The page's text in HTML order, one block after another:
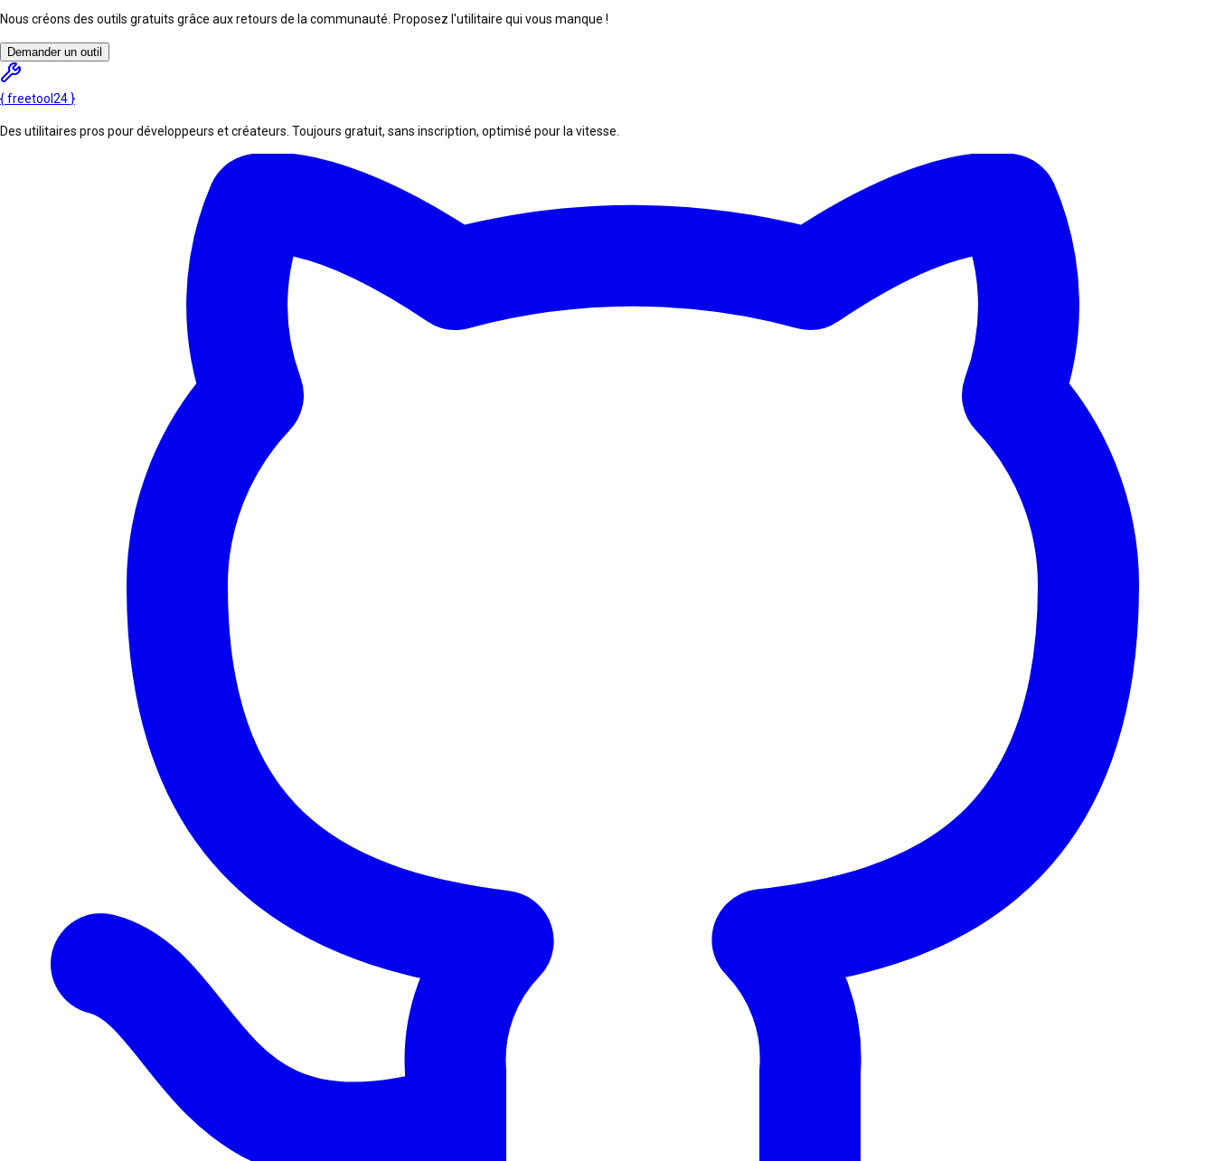
Nous créons des outils gratuits grâce aux retours de la communauté. Proposez l'utilitaire qui vous manque !
Demander un outil
{freetool 24 }
Des utilitaires pros pour développeurs et créateurs. Toujours gratuit, sans inscription, optimisé pour la vitesse.